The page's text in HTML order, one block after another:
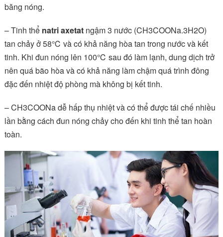
băng nóng.
– Tinh thể natri axetat ngậm 3 nước (CH3COONa.3H2O)
tan chảy ở 58℃ và có khả năng hòa tan trong nước và kết
tinh. Khi đun nóng lên 100℃ sau đó làm lạnh, dung dịch trở
nên quá bão hòa và có khả năng làm chậm quá trình đông
đặc đến nhiệt độ phòng mà không bị kết tinh.
– CH3COONa dễ hấp thụ nhiệt và có thể được tái chế nhiều
lần bằng cách đun nóng chảy cho đến khi tinh thể tan hoàn
toàn.